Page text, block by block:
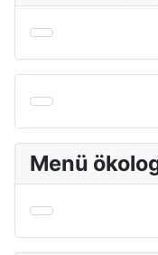
Menü